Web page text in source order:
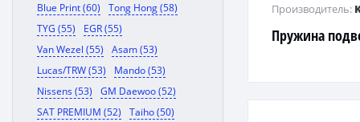
Blue Print (60)
Tong Hong (58)
TYG (55)
EGR (55)
Van Wezel (55)
Asam (53)
Lucas/TRW (53)
Mando (53)
Nissens (53)
GM Daewoo (52)
SAT PREMIUM (52)
Taiho (50)
Пружина
Производитель: